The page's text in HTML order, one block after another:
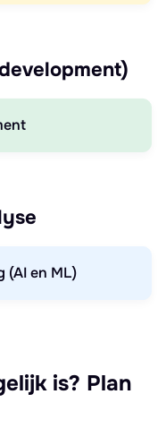
(AI en ML)
is? Plan